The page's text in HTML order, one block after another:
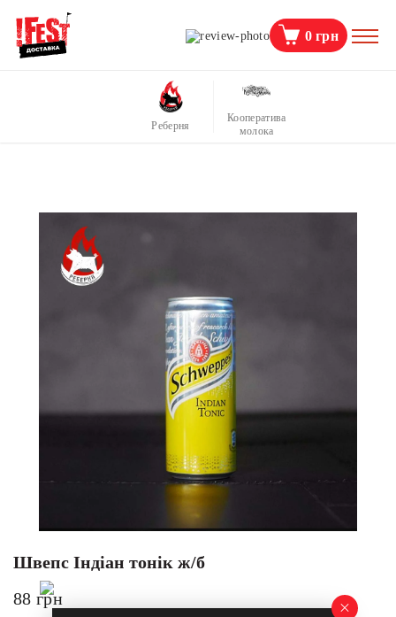
0грн
Реберня
Кооператива
молока
Швепс Індіан тонік ж/б
88 грн